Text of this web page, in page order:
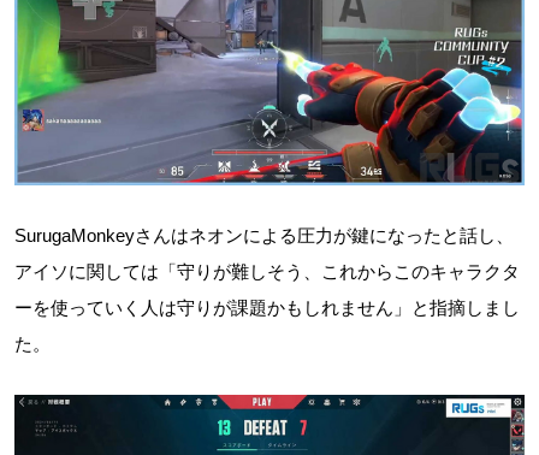
SurugaMonkeyさんはネオンによる圧力が鍵になったと話し、
アイソに関しては「守りが難しそう、これからこのキャラクタ
ーを使っていく人は守りが課題かもしれません」と指摘しまし
た。